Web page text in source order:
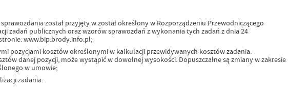
został przyjęty w został określony w Rozporządzeniu Przewodniczącego
zadań publicznych oraz wzorów sprawozdań z wykonania tych zadań z dnia 24
www.bip.brody.info.pl;
pozycjami kosztów określonymi w kalkulacji przewidywanych kosztów zadania.
danej pozycji, może wystąpić w dowolnej wysokości. Dopuszczalne są zmiany w zakresie
w umowie;
zadania.